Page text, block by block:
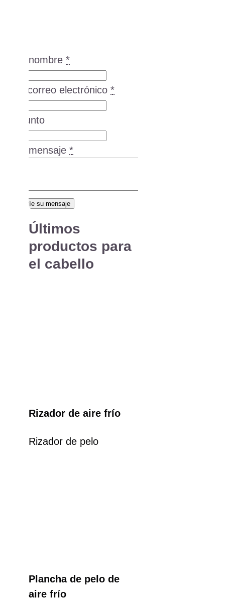
Su nombre*
Tu correo electrónico*
Asunto
Su mensaje*
Envíe su mensaje
Últimos
productos para
el cabello
Rizador de aire frío
Rizador de pelo
Plancha de pelo de
aire frío